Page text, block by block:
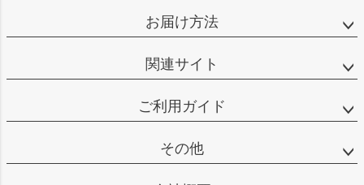
お届け方法
関連サイト
ご利用ガイド
その他